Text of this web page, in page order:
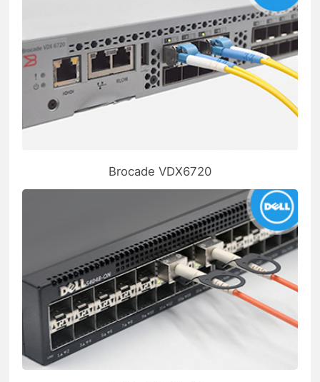
Brocade VDX6720